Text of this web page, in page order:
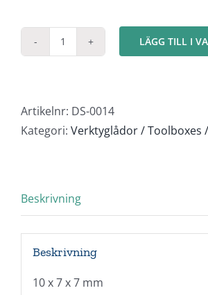
Verktygslåda
lås
mängd
LÄGG TILL I
Artikelnr: DS-0014
Kategori: Verktyglådor / Toolboxes
Beskrivning
Beskrivning
10 x 7 x 7 mm